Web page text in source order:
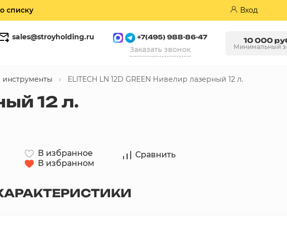
списку Вход
sales@stroyholding.ru +7(495) 988-86-47
Заказать звонок
10 000
Минимальный
Кирпич Пазогребневые плиты (ПГП)
ELITECH LN 12D GREEN Нивелир лазерный 12 л.
12 л.
В избранное
В избранном
Сравнить